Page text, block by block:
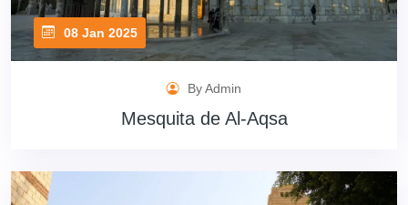
08 Jan 2025
By Admin
Mesquita de Al-Aqsa